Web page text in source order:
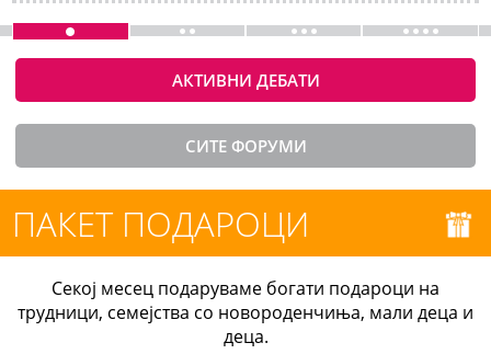
АКТИВНИ ДЕБАТИ
СИТЕ ФОРУМИ
ПАКЕТ ПОДАРОЦИ
Секој месец подаруваме богати подароци на
трудници, семејства со новороденчиња, мали деца и
деца.